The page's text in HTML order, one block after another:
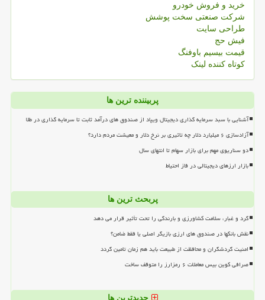
خرید و فروش خودرو
شرکت صنعتی سخت پوشش
طراحی سایت
فیش حج
قیمت بیسیم باوفنگ
کوتاه کننده لینک
پربیننده ترین ها
آشنایی با سبد سرمایه گذاری دیجیتال ویپاد از صندوق های درآمد ثابت تا سرمایه گذاری در طلا
آزادسازی ۶ میلیارد دلار چه تاثیری بر نرخ دلار و معیشت مردم دارد؟
دو سناریوی مهم برای بازار سهام تا انتهای سال
بازار ارزهای دیجیتالی در فاز احتیاط
پربحث ترین ها
گرد و غبار، سلامت کشاورزی و بارندگی را تحت تأثیر قرار می دهد
نقش بانکها در صندوق های ارزی بازیگر اصلی یا فقط ضامن؟
امنیت گردشگران و محافظت از طبیعت باید هم زمان تامین گردد
صرافی کوین بیس معاملات ۶ رمزارز را متوقف ساخت
جدیدترین ها